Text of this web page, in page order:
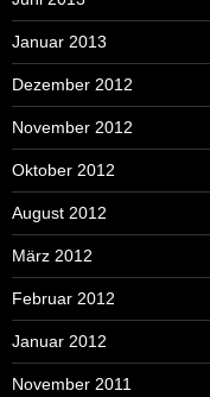
Januar 2013
Dezember 2012
November 2012
Oktober 2012
August 2012
März 2012
Februar 2012
Januar 2012
November 2011